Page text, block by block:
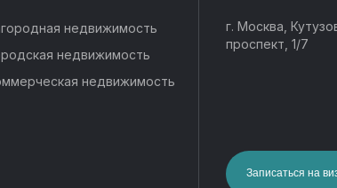
недвижимость
недвижимость
недвижимость
г. Москва,
проспект, 1/7
Записаться на